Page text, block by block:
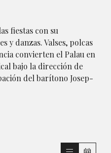
fiestas con su
y danzas. Valses, polcas
convierten el Palau en
bajo la dirección de
del barítono Josep-